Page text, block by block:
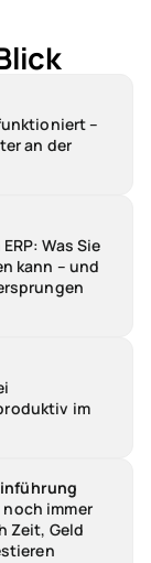
–
an der
Was Sie
kann – und
im
immer
Zeit, Geld